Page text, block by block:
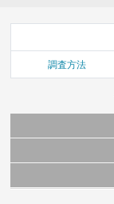
調査方法
当サイトで公開されてい
これらの情報を権利者の
当サイトに掲載している